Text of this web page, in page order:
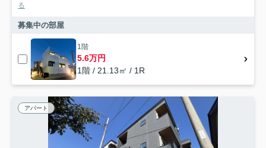
る
募集中の部屋
1階
5.6万円
1階 / 21.13㎡ / 1R
アパート